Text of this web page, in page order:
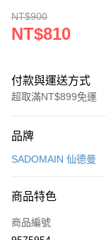
NT$900
NT$810
付款與運送方式
超取滿NT$899免運
信用卡一次付款
Apple Pay
街口支付
品牌
SADOMAIN 仙德曼
商品特色
商品編號